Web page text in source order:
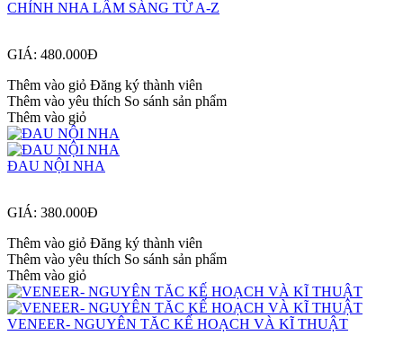
CHỈNH NHA LÂM SÀNG TỪ A-Z
GIÁ: 480.000Đ
Thêm vào giỏ Đăng ký thành viên
Thêm vào yêu thích So sánh sản phẩm
Thêm vào giỏ
ĐAU NỘI NHA
GIÁ: 380.000Đ
Thêm vào giỏ Đăng ký thành viên
Thêm vào yêu thích So sánh sản phẩm
Thêm vào giỏ
VENEER- NGUYÊN TĂC KẾ HOẠCH VÀ KĨ THUẬT